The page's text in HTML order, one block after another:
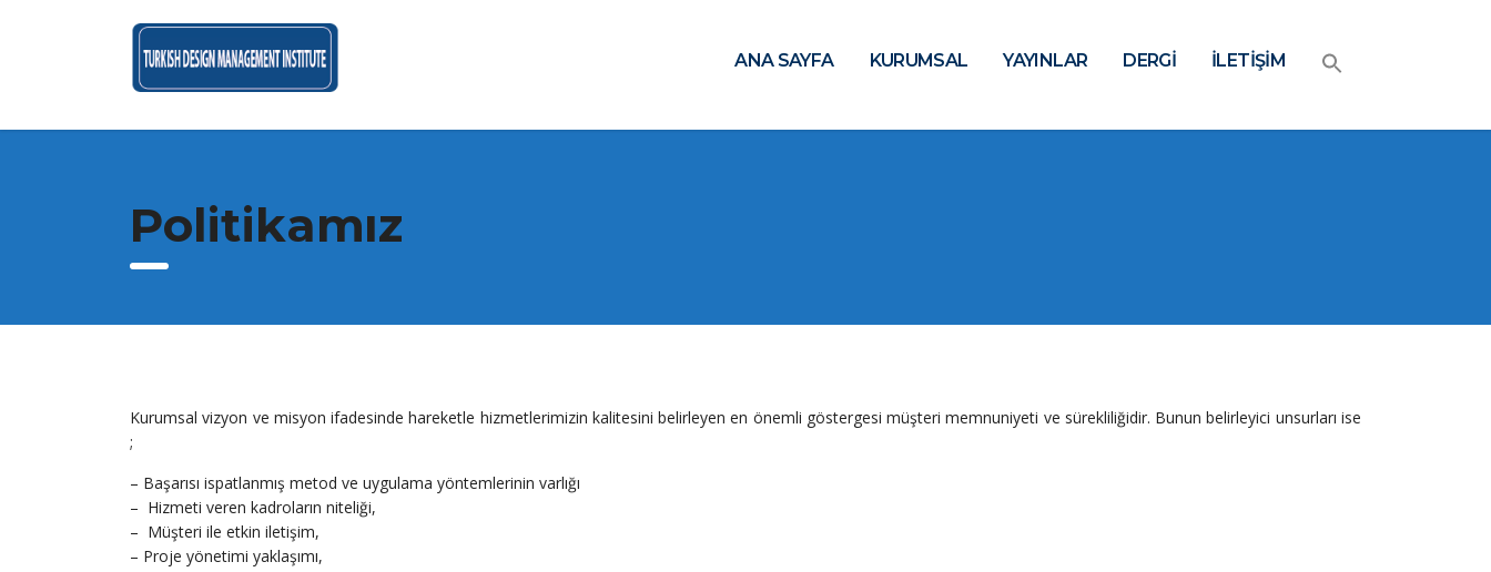
ANA SAYFA KURUMSAL YAYINLAR DERGİ İLETİŞİM
Politikamız
Kurumsal vizyon ve misyon ifadesinde hareketle hizmetlerimizin kalitesini belirleyen en önemli göstergesi müşteri memnuniyeti ve sürekliliğidir. Bunun belirleyici unsurları ise
;
– Başarısı ispatlanmış metod ve uygulama yöntemlerinin varlığı
– Hizmeti veren kadroların niteliği,
– Müşteri ile etkin iletişim,
– Proje yönetimi yaklaşımı,